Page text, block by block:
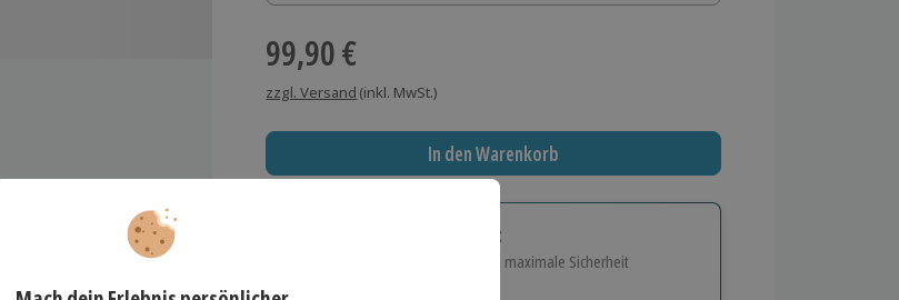
99,90 €
zzgl. Versand (inkl. MwSt.)
In den Warenkorb
Immer das richtige Geschenk:
Große Auswahl, volle Flexibilität und maximale Sicherheit